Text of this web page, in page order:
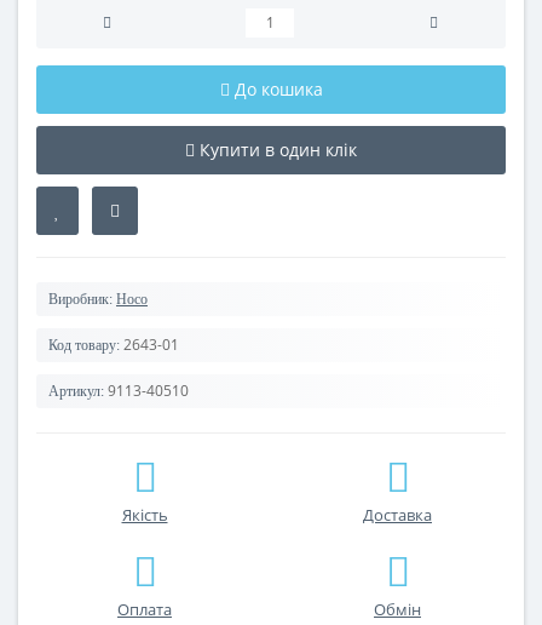
До кошика
Купити в один клік
Виробник: Hoco
Код товару: 2643-01
Артикул: 9113-40510
Якість Доставка
Оплата Обмін